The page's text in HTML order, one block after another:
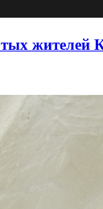
жителей